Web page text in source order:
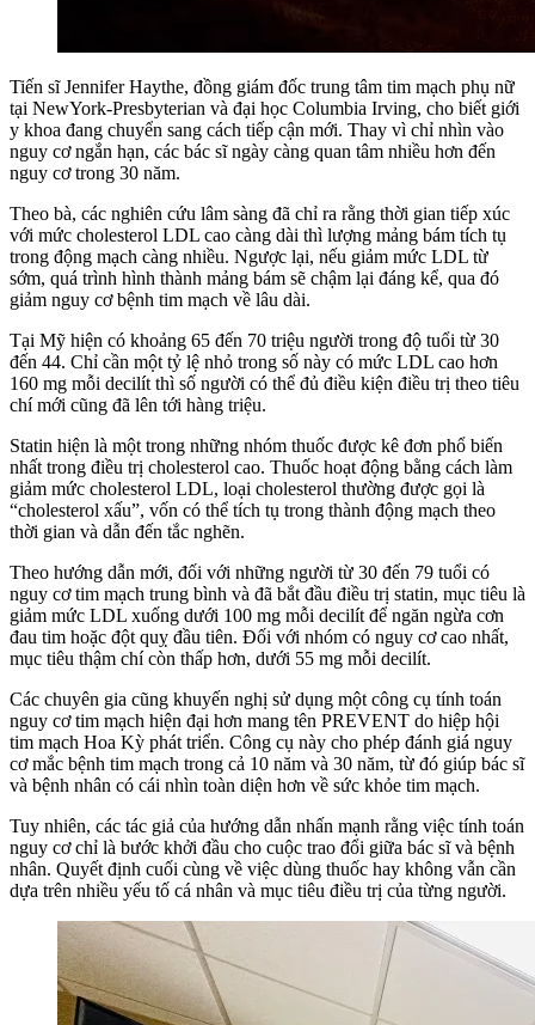
Tiến sĩ Jennifer Haythe, đồng giám đốc trung tâm tim mạch phụ nữ
tại NewYork-Presbyterian và đại học Columbia Irving, cho biết giới
y khoa đang chuyển sang cách tiếp cận mới. Thay vì chỉ nhìn vào
nguy cơ ngắn hạn, các bác sĩ ngày càng quan tâm nhiều hơn đến
nguy cơ trong 30 năm.
Theo bà, các nghiên cứu lâm sàng đã chỉ ra rằng thời gian tiếp xúc
với mức cholesterol LDL cao càng dài thì lượng mảng bám tích tụ
trong động mạch càng nhiều. Ngược lại, nếu giảm mức LDL từ
sớm, quá trình hình thành mảng bám sẽ chậm lại đáng kể, qua đó
giảm nguy cơ bệnh tim mạch về lâu dài.
Tại Mỹ hiện có khoảng 65 đến 70 triệu người trong độ tuổi từ 30
đến 44. Chỉ cần một tỷ lệ nhỏ trong số này có mức LDL cao hơn
160 mg mỗi decilít thì số người có thể đủ điều kiện điều trị theo tiêu
chí mới cũng đã lên tới hàng triệu.
Statin hiện là một trong những nhóm thuốc được kê đơn phổ biến
nhất trong điều trị cholesterol cao. Thuốc hoạt động bằng cách làm
giảm mức cholesterol LDL, loại cholesterol thường được gọi là
“cholesterol xấu”, vốn có thể tích tụ trong thành động mạch theo
thời gian và dẫn đến tắc nghẽn.
Theo hướng dẫn mới, đối với những người từ 30 đến 79 tuổi có
nguy cơ tim mạch trung bình và đã bắt đầu điều trị statin, mục tiêu là
giảm mức LDL xuống dưới 100 mg mỗi decilít để ngăn ngừa cơn
đau tim hoặc đột quỵ đầu tiên. Đối với nhóm có nguy cơ cao nhất,
mục tiêu thậm chí còn thấp hơn, dưới 55 mg mỗi decilít.
Các chuyên gia cũng khuyến nghị sử dụng một công cụ tính toán
nguy cơ tim mạch hiện đại hơn mang tên PREVENT do hiệp hội
tim mạch Hoa Kỳ phát triển. Công cụ này cho phép đánh giá nguy
cơ mắc bệnh tim mạch trong cả 10 năm và 30 năm, từ đó giúp bác sĩ
và bệnh nhân có cái nhìn toàn diện hơn về sức khỏe tim mạch.
Tuy nhiên, các tác giả của hướng dẫn nhấn mạnh rằng việc tính toán
nguy cơ chỉ là bước khởi đầu cho cuộc trao đổi giữa bác sĩ và bệnh
nhân. Quyết định cuối cùng về việc dùng thuốc hay không vẫn cần
dựa trên nhiều yếu tố cá nhân và mục tiêu điều trị của từng người.